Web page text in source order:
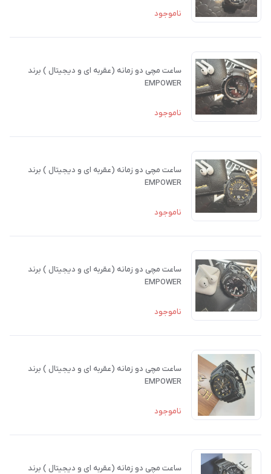
ناموجود
ساعت مچی دو زمانه (عقربه ای و دیجیتال ) برند
EMPOWER
ناموجود
ساعت مچی دو زمانه (عقربه ای و دیجیتال ) برند
EMPOWER
ناموجود
ساعت مچی دو زمانه (عقربه ای و دیجیتال ) برند
EMPOWER
ناموجود
ساعت مچی دو زمانه (عقربه ای و دیجیتال ) برند
EMPOWER
ناموجود
ساعت مچی دو زمانه (عقربه ای و دیجیتال ) برند